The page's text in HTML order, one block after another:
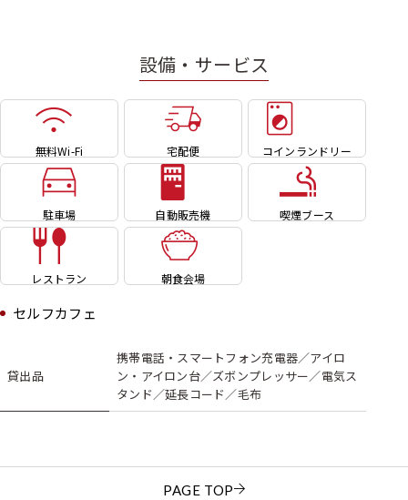
設備・サービス
無料Wi-Fi 宅配便 コインランドリー
駐車場 自動販売機 喫煙ブース
レストラン 朝食会場
セルフカフェ
貸出品
携帯電話・スマートフォン充電器／アイロ
ン・アイロン台／ズボンプレッサー／電気ス
タンド／延長コード／毛布
PAGE TOP